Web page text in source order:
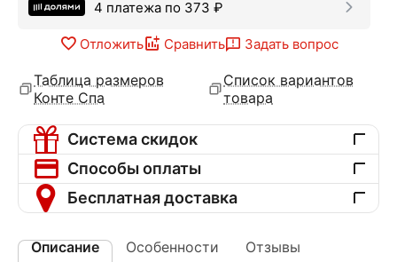
4 платежа по 373 ₽
Отложить Сравнить Задать вопрос
Таблица размеров
Конте Спа
Список вариантов
товара
Система скидок
Способы оплаты
Бесплатная доставка
Описание Особенности Отзывы